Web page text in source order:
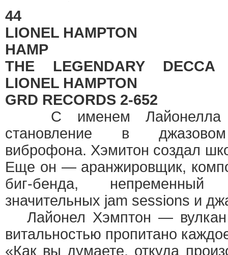
44
LIONEL HAMPTON
HAMP
THE LEGENDARY DECCA
LIONEL HAMPTON
GRD RECORDS 2-652
С именем Лайонелла
становление в джазовом
виброфона. Хэмитон создал
Еще он — аранжировщик,
биг-бенда,
значительных jam sessions и
Лайонел Хэмптон — вулкан
витальностью пропитано
«Как вы думаете, откуда